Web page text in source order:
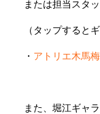
全商品一
または担当スタ
（タップすると
・ アトリエ木馬
また、堀江ギャ